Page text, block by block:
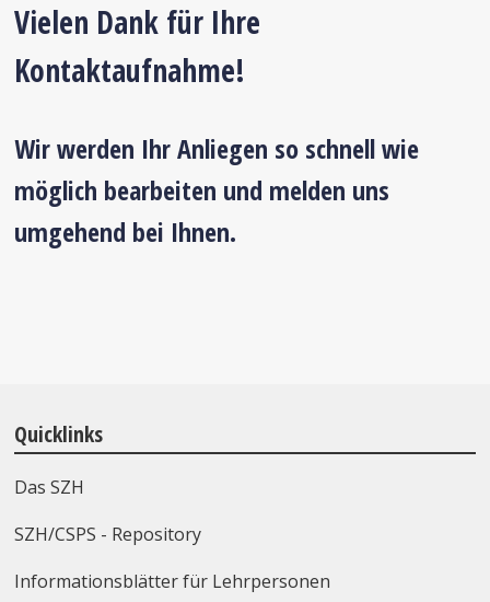
Vielen Dank für Ihre
Kontaktaufnahme!
Wir werden Ihr Anliegen so schnell wie
möglich bearbeiten und melden uns
umgehend bei Ihnen.
Quicklinks
Das SZH
SZH/CSPS - Repository
Informationsblätter für Lehrpersonen